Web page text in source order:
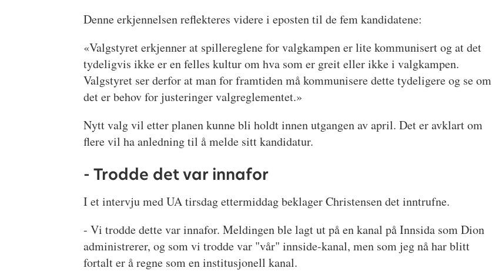
Denne erkjennelsen reflekteres videre i eposten til de fem kandidatene:
«Valgstyret erkjenner at spillereglene for valgkampen er lite kommunisert og at det
tydeligvis ikke er en felles kultur om hva som er greit eller ikke i valgkampen.
Valgstyret ser derfor at man for framtiden må kommunisere dette tydeligere og se om
det er behov for justeringer valgreglementet.»
Nytt valg vil etter planen kunne bli holdt innen utgangen av april. Det er avklart om
flere vil ha anledning til å melde sitt kandidatur.
- Trodde det var innafor
I et intervju med UA tirsdag ettermiddag beklager Christensen det inntrufne.
- Vi trodde dette var innafor. Meldingen ble lagt ut på en kanal på Innsida som Dion
administrerer, og som vi trodde var "vår" innside-kanal, men som jeg nå har blitt
fortalt er å regne som en institusjonell kanal.